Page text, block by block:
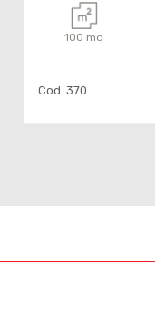
100 mq
Cod. 370